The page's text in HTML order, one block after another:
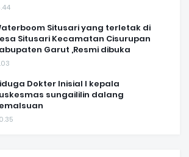
Situsari yang terletak di
Situsari Kecamatan Cisurupan
Garut ,Resmi dibuka
Dokter Inisial I kepala
sungaililin dalang